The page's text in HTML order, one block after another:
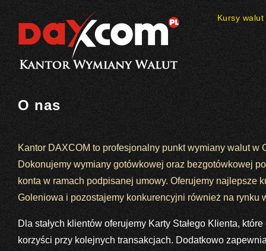
Kursy walut
O nas
Kantor DAXCOM to profesjonalny punkt wymiany walut w
Dokonujemy wymiany gotówkowej oraz bezgotówkowej
konta w ramach podpisanej umowy. Oferujemy najlepsze
Goleniowa i pozostajemy konkurencyjni również na rynku
Dla stałych klientów oferujemy Karty Stałego Klienta,
korzyści przy kolejnych transakcjach. Dodatkowo